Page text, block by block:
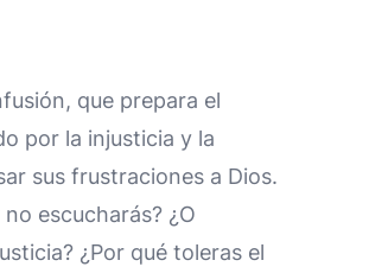
que prepara el
por la injusticia y la
sus frustraciones a Dios.
escucharás? ¿O
¿Por qué toleras el